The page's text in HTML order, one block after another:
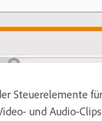
Steuerelemente
und Audio-